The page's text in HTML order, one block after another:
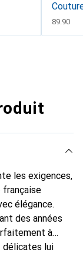
CHF
89.90
les exigences,
française
élégance.
des années
à
délicates lui